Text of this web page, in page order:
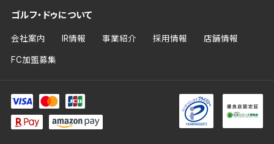
ゴルフ・ドゥについて
会社案内 IR情報 事業紹介 採用情報 店舗情報
FC加盟募集